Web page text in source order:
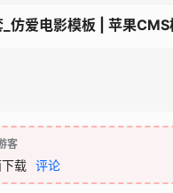
仿爱电影模板 | 苹果CMS
客
载 评论